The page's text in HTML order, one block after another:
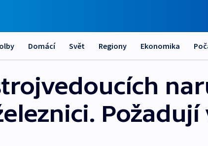
Domácí Svět Regiony Ekonomika
Požadují